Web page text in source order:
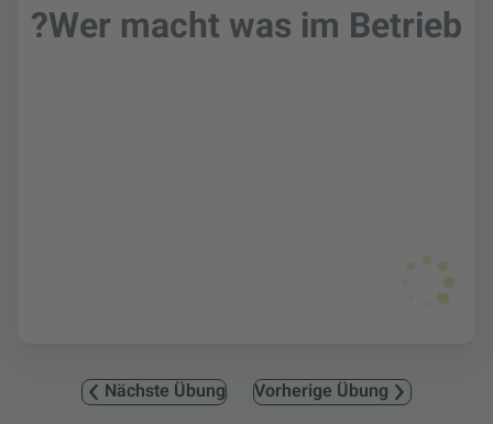
Wer macht was im Betrieb?
Vorherige Übung
Nächste Übung